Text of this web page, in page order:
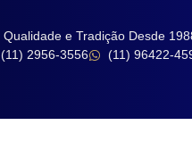
Qualidade e Tradição Desde
(11) 2956-3556
(11) 96422-